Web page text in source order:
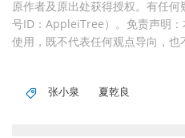
原作者及原出处获得授权。有任
号ID：AppleiTree）。免责声明
使用，既不代表任何观点导向，也
张小泉 夏乾良